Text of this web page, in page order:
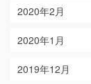
2020年2月
2020年1月
2019年12月